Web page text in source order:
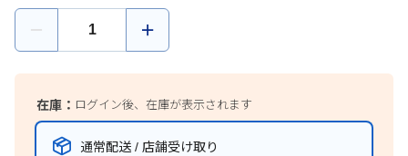
在庫： ログイン後、在庫が表示されます
通常配送 / 店舗受け取り